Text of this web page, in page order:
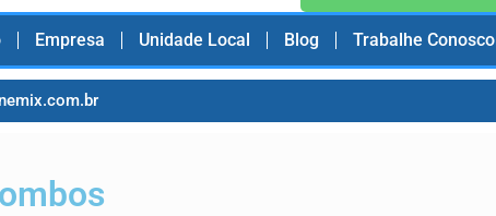
Empresa Unidade Local Blog Trabalhe Conosco